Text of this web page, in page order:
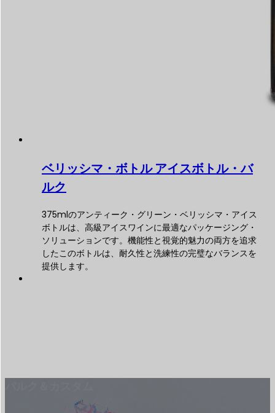
ベリッシマ・ボトル アイスボトル・バ
ルク
375mlのアンティーク・グリーン・ベリッシマ・アイス
ボトルは、高級アイスワインに最適なパッケージング・
ソリューションです。機能性と視覚的魅力の両方を追求
したこのボトルは、耐久性と洗練性の完璧なバランスを
提供します。